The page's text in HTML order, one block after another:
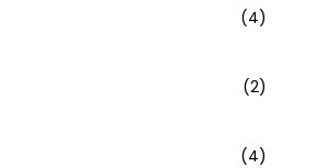
(4)
(2)
(4)